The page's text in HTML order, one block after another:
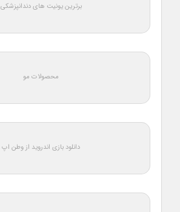
برترین یونیت های دندانپزشکی
محصولات مو
دانلود بازی اندروید از وطن اپ